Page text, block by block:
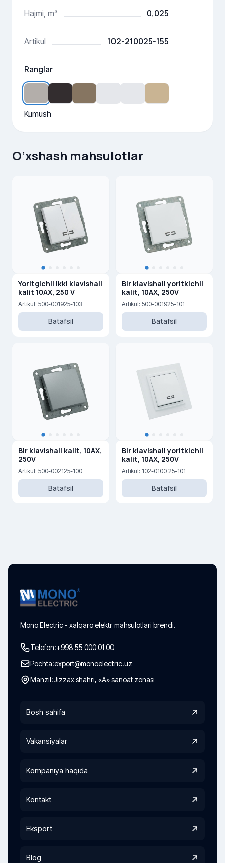
Hajmi, m³ 0,025
Artikul 102-210025-155
Ranglar
Kumush
O‘xshash mahsulotlar
Yoritgichli ikki klavishali
kalit 10AX, 250 V
Artikul: 500-001925-103
Batafsil
Bir klavishali yoritkichli
kalit, 10AX, 250V
Artikul: 500-001925-101
Batafsil
Bir klavishali kalit, 10AX,
250V
Artikul: 500-002125-100
Batafsil
Bir klavishali yoritkichli
kalit, 10AX, 250V
Artikul: 102-0100 25-101
Batafsil
Mono Electric - xalqaro elektr mahsulotlari brendi.
Telefon:+998 55 000 01 00
Pochta:export@monoelectric.uz
Manzil:Jizzax shahri, «A» sanoat zonasi
Bosh sahifa
Vakansiyalar
Kompaniya haqida
Kontakt
Eksport
Blog